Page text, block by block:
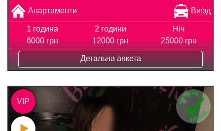
Апартаменти Виїзд
1 година
6000 грн
2 години
12000 грн
Ніч
25000 грн
Детальна анкета
VIP